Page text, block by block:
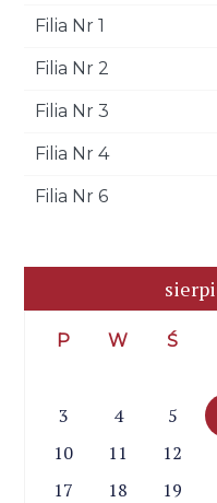
Filia Nr 1
Filia Nr 2
Filia Nr 3
Filia Nr 4
Filia Nr 6
P W Ś
3
4 5
10
11 12
17
18 19